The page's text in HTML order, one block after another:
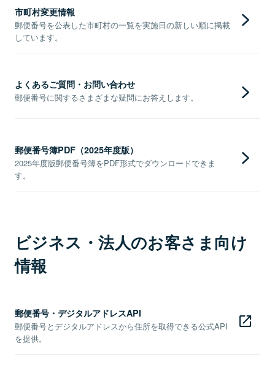
市町村変更情報
郵便番号を公表した市町村の一覧を実施日の新しい順に掲載
しています。
よくあるご質問・お問い合わせ
郵便番号に関するさまざまな疑問にお答えします。
郵便番号簿PDF（2025年度版）
2025年度版郵便番号簿をPDF形式でダウンロードできま
す。
ビジネス・法人のお客さま向け
情報
郵便番号・デジタルアドレスAPI
郵便番号とデジタルアドレスから住所を取得できる公式API
を提供。